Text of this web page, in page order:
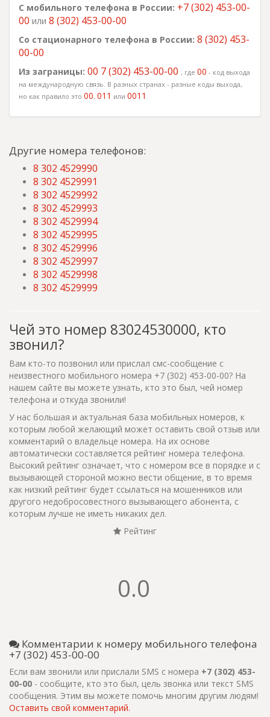
С мобильного телефона в России: +7 (302) 453-00-
00 или 8 (302) 453-00-00
Со стационарного телефона в России: 8 (302) 453-
00-00
Из заграницы: 00 7 (302) 453-00-00 , где 00 - код выхода
на международную связь. В разных странах - разные коды выхода,
но как правило это 00, 011 или 0011 .
Другие номера телефонов:
8 302 4529990
8 302 4529991
8 302 4529992
8 302 4529993
8 302 4529994
8 302 4529995
8 302 4529996
8 302 4529997
8 302 4529998
8 302 4529999
Чей это номер 83024530000, кто
звонил?
Вам кто-то позвонил или прислал смс-сообщение с
неизвестного мобильного номера +7 (302) 453-00-00? На
нашем сайте вы можете узнать, кто это был, чей номер
телефона и откуда звонили!
У нас большая и актуальная база мобильных номеров, к
которым любой желающий может оставить свой отзыв или
комментарий о владельце номера. На их основе
автоматически составляется рейтинг номера телефона.
Высокий рейтинг означает, что с номером все в порядке и с
вызывающей стороной можно вести общение, в то время
как низкий рейтинг будет ссылаться на мошенников или
другого недобросовестного вызывающего абонента, с
которым лучше не иметь никаких дел.
Рейтинг
0.0
Комментарии к номеру мобильного телефона
+7 (302) 453-00-00
Если вам звонили или прислали SMS с номера +7 (302) 453-
00-00 - сообщите, кто это был, цель звонка или текст SMS
сообщения. Этим вы можете помочь многим другим людям!
Оставить свой комментарий.